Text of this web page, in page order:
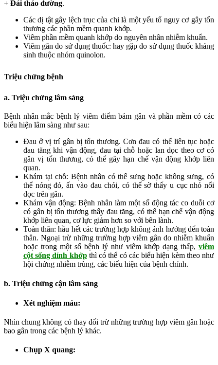
+ Đái tháo đường.
Các dị tật gây lệch trục của chi là một yếu tố nguy cơ gây tổn
thương các phần mềm quanh khớp.
Viêm phần mềm quanh khớp do nguyên nhân nhiễm khuẩn.
Viêm gân do sử dụng thuốc: hay gặp do sử dụng thuốc kháng
sinh thuộc nhóm quinolon.
Triệu chứng bệnh
a. Triệu chứng lâm sàng
Bệnh nhân mắc bệnh lý viêm điểm bám gân và phần mềm có các
biểu hiện lâm sàng như sau:
Đau ở vị trí gân bị tổn thương. Cơn đau có thể liên tục hoặc
đau tăng khi vận động, đau tại chỗ hoặc lan dọc theo cơ có
gân vị tổn thương, có thể gây hạn chế vận động khớp liên
quan.
Khám tại chỗ: Bệnh nhân có thể sưng hoặc không sưng, có
thể nóng đỏ, ấn vào đau chói, có thể sờ thấy u cục nhỏ nổi
dọc trên gân.
Khám vận động: Bệnh nhân làm một số động tác co duỗi cơ
có gân bị tổn thương thấy đau tăng, có thể hạn chế vận động
khớp liên quan, cơ lực giảm hơn so với bên lành.
Toàn thân: hầu hết các trường hợp không ảnh hưởng đến toàn
thân. Ngoại trừ những trường hợp viêm gân do nhiễm khuẩn
hoặc trong một số bệnh lý như viêm khớp dạng thấp, viêm
cột sống dính khớpthì có thể có các biểu hiện kèm theo như
hội chứng nhiễm trùng, các biểu hiện của bệnh chính.
b. Triệu chứng cận lâm sàng
Xét nghiệm máu:
Nhìn chung không có thay đổi trừ những trường hợp viêm gân hoặc
bao gân trong các bệnh lý khác.
Chụp X quang: